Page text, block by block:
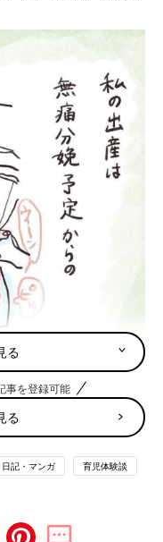
シメーター、両腕には血
のものじゃないような
る
事を登録可能
る
日記・マンガ 育児体験談